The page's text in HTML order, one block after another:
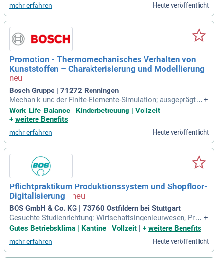
erende mit einem Bachelor-Abschluss in Wirtschaftsingenie
urwesen, Elektrotechnik
mehr erfahren Heute veröffentlicht
Promotion - Thermomechanisches Verhalten von
Kunststoffen – Charakterisierung und Modellierung
Bosch Gruppe | 71272 Renningen
Mechanik und der Finite-Elemente-Simulation; ausgeprägtes
Fachwissen in der Kunststofftechnik; Persönlichkeit und Ar
beitsweise: Sie arbeiten gerne im Team, bringen eigene Idee
m Engagement; Ihre
+
Work-Life-Balance | Kinderbetreuung | Vollzeit |
+ weitere Benefits
mehr erfahren Heute veröffentlicht
Pflichtpraktikum Produktionssystem und Shopfloor-
Digitalisierung
BOS GmbH & Co. KG | 73760 Ostfildern bei Stuttgart
Gesuchte Studienrichtung: Wirtschaftsingenieurwesen, Prod
uktionstechnik, Technische Betriebswirtschaft, (Wirtschafts
mgang mit MS Office (Excel, Power Point, Outlook); Gute De
utsch- und Englischkenntnisse
+
Gutes Betriebsklima | Kantine | Vollzeit
+ weitere Benefits
mehr erfahren Heute veröffentlicht